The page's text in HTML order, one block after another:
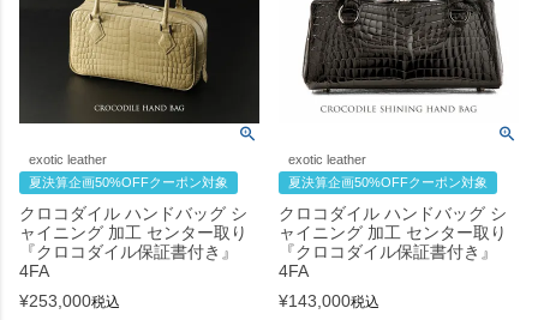
exotic leather
夏決算企画50%OFFクーポン対象
クロコダイル ハンドバッグ シ
ャイニング 加工 センター取り
『クロコダイル保証書付き』
4FA
¥253,000税込
exotic leather
夏決算企画50%OFFクーポン対象
クロコダイル ハンドバッグ シ
ャイニング 加工 センター取り
『クロコダイル保証書付き』
4FA
¥143,000税込